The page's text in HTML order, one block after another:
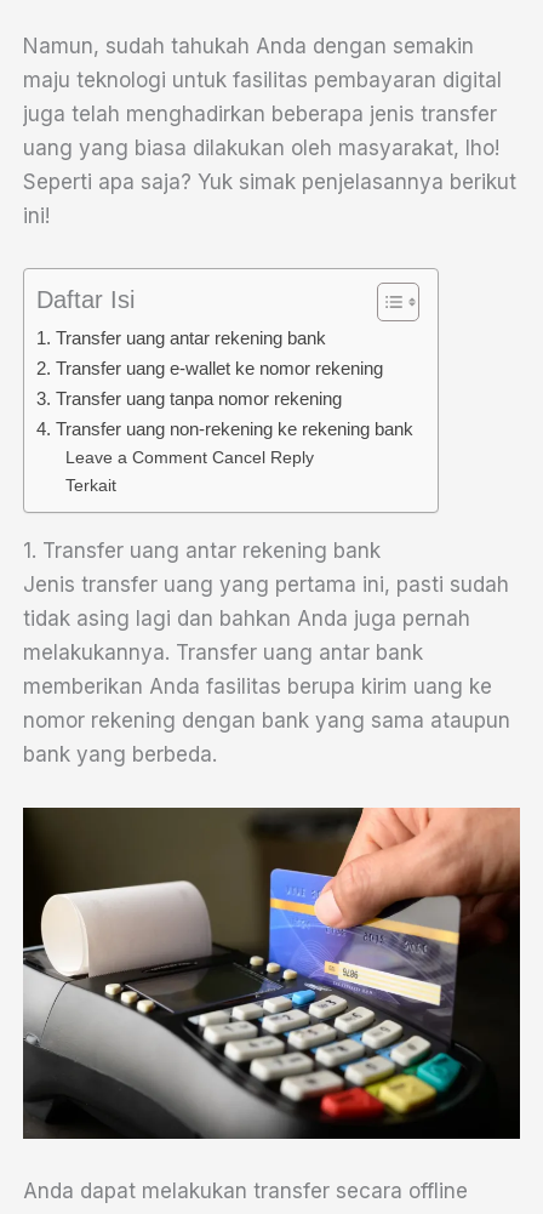
Namun, sudah tahukah Anda dengan semakin
maju teknologi untuk fasilitas pembayaran digital
juga telah menghadirkan beberapa jenis transfer
uang yang biasa dilakukan oleh masyarakat, lho!
Seperti apa saja? Yuk simak penjelasannya berikut
ini!
Daftar Isi
1. Transfer uang antar rekening bank
2. Transfer uang e-wallet ke nomor rekening
3. Transfer uang tanpa nomor rekening
4. Transfer uang non-rekening ke rekening bank
Leave a Comment Cancel Reply
Terkait
1. Transfer uang antar rekening bank
Jenis transfer uang yang pertama ini, pasti sudah
tidak asing lagi dan bahkan Anda juga pernah
melakukannya. Transfer uang antar bank
memberikan Anda fasilitas berupa kirim uang ke
nomor rekening dengan bank yang sama ataupun
bank yang berbeda.
Anda dapat melakukan transfer secara offline